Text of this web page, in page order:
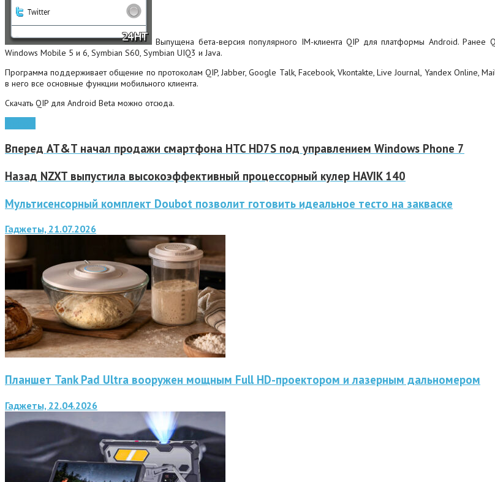
Выпущена бета-версия популярного IM-клиента QIP для платформы Android.
Windows Mobile 5 и 6, Symbian S60, Symbian UIQ3 и Java.
Программа поддерживает общение по протоколам QIP, Jabber, Google Talk, Facebook, Vkontakte, Live Journal, Yandex Online,
в него все основные функции мобильного клиента.
Скачать QIP для Android Beta можно отсюда.
Вперед AT&T начал продажи смартфона HTC HD7S под управлением Windows Phone 7
Назад NZXT выпустила высокоэффективный процессорный кулер HAVIK 140
Мультисенсорный комплект Doubot позволит готовить идеальное тесто на закваске
Гаджеты, 21.07.2026
Планшет Tank Pad Ultra вооружен мощным Full HD-проектором и лазерным дальномером
Гаджеты, 22.04.2026